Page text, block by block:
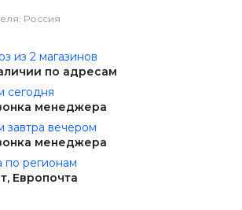
Россия
из 2 магазинов
по адресам
сегодня
менеджера
завтра вечером
менеджера
по регионам
Европочта